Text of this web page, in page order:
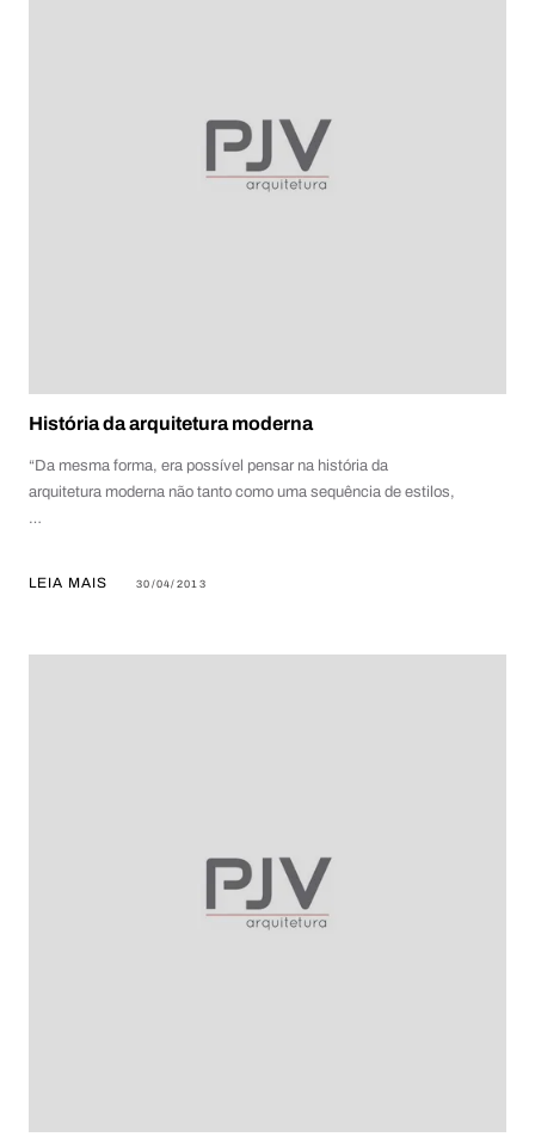
História da arquitetura moderna
“Da mesma forma, era possível pensar na história da
arquitetura moderna não tanto como uma sequência de estilos,
…
LEIA MAIS 30/04/2013